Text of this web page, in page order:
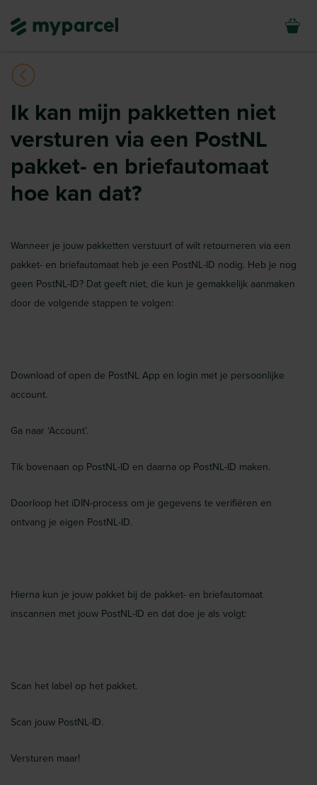
Ik kan mijn pakketten niet
versturen via een PostNL
pakket- en briefautomaat
hoe kan dat?
Wanneer je jouw pakketten verstuurt of wilt retourneren via een
pakket- en briefautomaat heb je een PostNL-ID nodig. Heb je nog
geen PostNL-ID? Dat geeft niet, die kun je gemakkelijk aanmaken
door de volgende stappen te volgen:
Download of open de PostNL App en login met je persoonlijke
account.
Ga naar ‘Account’.
Tik bovenaan op PostNL-ID en daarna op PostNL-ID maken.
Doorloop het iDIN-process om je gegevens te verifiëren en
ontvang je eigen PostNL-ID.
Hierna kun je jouw pakket bij de pakket- en briefautomaat
inscannen met jouw PostNL-ID en dat doe je als volgt:
Scan het label op het pakket.
Scan jouw PostNL-ID.
Versturen maar!